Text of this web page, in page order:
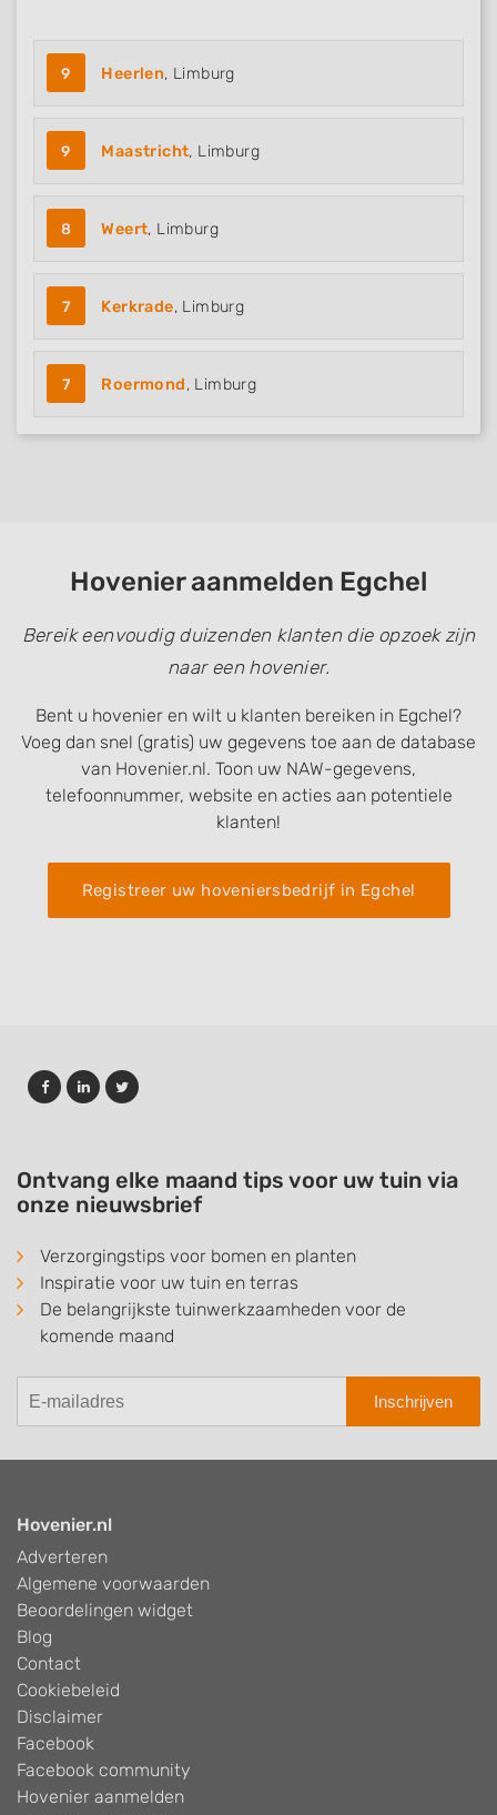
9 Heerlen, Limburg
9 Maastricht, Limburg
8 Weert, Limburg
7 Kerkrade, Limburg
7 Roermond, Limburg
Hovenier aanmelden Egchel
Bereik eenvoudig duizenden klanten die opzoek zijn
naar een hovenier.
Bent u hovenier en wilt u klanten bereiken in Egchel?
Voeg dan snel (gratis) uw gegevens toe aan de database
van Hovenier.nl. Toon uw NAW-gegevens,
telefoonnummer, website en acties aan potentiele
klanten!
Registreer uw hoveniersbedrijf in Egchel
Ontvang elke maand tips voor uw tuin via
onze nieuwsbrief
Verzorgingstips voor bomen en planten
Inspiratie voor uw tuin en terras
De belangrijkste tuinwerkzaamheden voor de
komende maand
Inschrijven
Hovenier.nl
Adverteren
Algemene voorwaarden
Beoordelingen widget
Blog
Contact
Cookiebeleid
Disclaimer
Facebook
Facebook community
Hovenier aanmelden